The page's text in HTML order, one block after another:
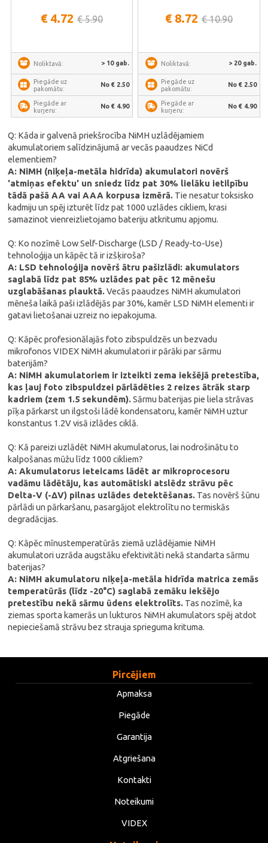
€ 4.72 € 5.90
Noliktavā: > 10 gab.
Piegāde uz
pakomātu:
No € 2.50
Piegāde ar
kurjeru:
No € 4.90
€ 8.72 € 10.90
Noliktavā: > 20 gab.
Piegāde uz
pakomātu:
No € 2.50
Piegāde ar
kurjeru:
No € 4.90
Q: Kāda ir galvenā priekšrocība NiMH uzlādējamiem
akumulatoriem salīdzinājumā ar vecās paaudzes NiCd
elementiem?
A: NiMH (niķeļa-metāla hidrīda) akumulatori novērš
'atmiņas efektu' un sniedz līdz pat 30% lielāku ietilpību
tādā pašā AA vai AAA korpusa izmērā. Tie nesatur toksisko
kadmiju un spēj izturēt līdz pat 1000 uzlādes cikliem, krasi
samazinot vienreizlietojamo bateriju atkritumu apjomu.
Q: Ko nozīmē Low Self-Discharge (LSD / Ready-to-Use)
tehnoloģija un kāpēc tā ir izšķiroša?
A: LSD tehnoloģija novērš ātru pašizlādi: akumulators
saglabā līdz pat 85% uzlādes pat pēc 12 mēnešu
uzglabāšanas plauktā.Vecās paaudzes NiMH akumulatori
mēneša laikā paši izlādējās par 30%, kamēr LSD NiMH elementi ir
gatavi lietošanai uzreiz no iepakojuma.
Q: Kāpēc profesionālajās foto zibspuldzēs un bezvadu
mikrofonos VIDEX NiMH akumulatori ir pārāki par sārmu
baterijām?
A: NiMH akumulatoriem ir izteikti zema iekšējā pretestība,
kas ļauj foto zibspuldzei pārlādēties 2 reizes ātrāk starp
kadriem (zem 1.5 sekundēm).Sārmu baterijas pie liela strāvas
pīķa pārkarst un ilgstoši lādē kondensatoru, kamēr NiMH uztur
konstantus 1.2V visā izlādes ciklā.
Q: Kā pareizi uzlādēt NiMH akumulatorus, lai nodrošinātu to
kalpošanas mūžu līdz 1000 cikliem?
A: Akumulatorus ieteicams lādēt ar mikroprocesoru
vadāmu lādētāju, kas automātiski atslēdz strāvu pēc
Delta-V (-ΔV) pilnas uzlādes detektēšanas. Tas novērš šūnu
pārlādi un pārkaršanu, pasargājot elektrolītu no termiskās
degradācijas.
Q: Kāpēc mīnustemperatūrās ziemā uzlādējamie NiMH
akumulatori uzrāda augstāku efektivitāti nekā standarta sārmu
baterijas?
A: NiMH akumulatoru niķeļa-metāla hidrīda matrica zemās
temperatūrās (līdz -20°C) saglabā zemāku iekšējo
pretestību nekā sārmu ūdens elektrolīts. Tas nozīmē, ka
ziemas sporta kamerās un lukturos NiMH akumulators spēj atdot
nepieciešamā strāvu bez strauja sprieguma krituma.
Pircējiem
Apmaksa
Piegāde
Garantija
Atgriešana
Kontakti
Noteikumi
VIDEX